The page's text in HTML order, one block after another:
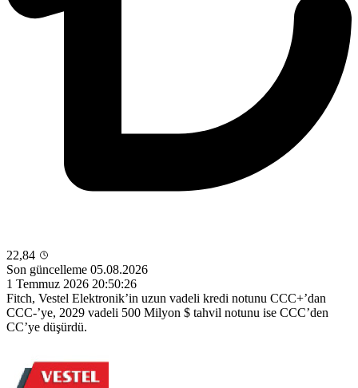
22,84
Son güncelleme 05.08.2026
1 Temmuz 2026 20:50:26
Fitch, Vestel Elektronik’in uzun vadeli kredi notunu CCC+’dan
CCC-’ye, 2029 vadeli 500 Milyon $ tahvil notunu ise CCC’den
CC’ye düşürdü.